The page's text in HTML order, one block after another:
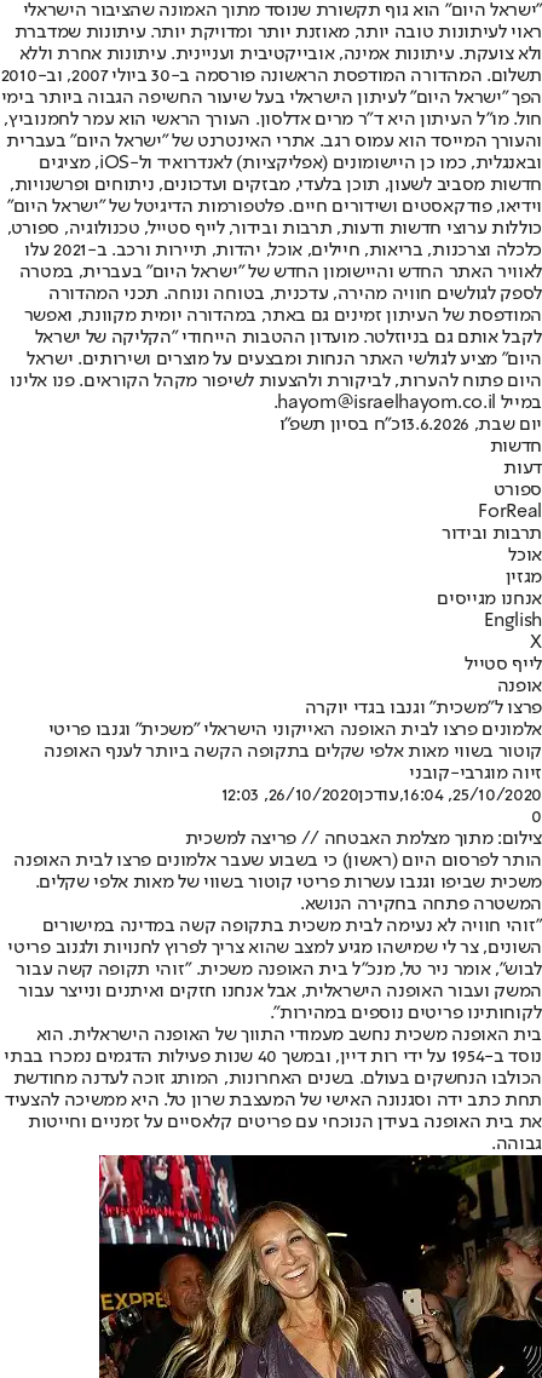
"ישראל היום" הוא גוף תקשורת שנוסד מתוך האמונה שהציבור הישראלי
ראוי לעיתונות טובה יותר, מאוזנת יותר ומדויקת יותר. עיתונות שמדברת
ולא צועקת. עיתונות אמינה, אובייקטיבית ועניינית. עיתונות אחרת וללא
תשלום. המהדורה המודפסת הראשונה פורסמה ב-30 ביולי 2007, וב-2010
הפך "ישראל היום" לעיתון הישראלי בעל שיעור החשיפה הגבוה ביותר בימי
חול. מו"ל העיתון היא ד"ר מרים אדלסון. העורך הראשי הוא עמר לחמנוביץ,
והעורך המייסד הוא עמוס רגב. אתרי האינטרנט של "ישראל היום" בעברית
ובאנגלית, כמו כן היישומונים (אפליקציות) לאנדרואיד ול-iOS, מציגים
חדשות מסביב לשעון, תוכן בלעדי, מבזקים ועדכונים, ניתוחים ופרשנויות,
וידיאו, פודקאסטים ושידורים חיים. פלטפורמות הדיגיטל של "ישראל היום"
כוללות ערוצי חדשות ודעות, תרבות ובידור, לייף סטייל, טכנולוגיה, ספורט,
כלכלה וצרכנות, בריאות, חיילים, אוכל, יהדות, תיירות ורכב. ב-2021 עלו
לאוויר האתר החדש והיישומון החדש של "ישראל היום" בעברית, במטרה
לספק לגולשים חוויה מהירה, עדכנית, בטוחה ונוחה. תכני המהדורה
המודפסת של העיתון זמינים גם באתר, במהדורה יומית מקוונת, ואפשר
לקבל אותם גם בניוזלטר. מועדון ההטבות הייחודי "הקליקה של ישראל
היום" מציע לגולשי האתר הנחות ומבצעים על מוצרים ושירותים. ישראל
היום פתוח להערות, לביקורת ולהצעות לשיפור מקהל הקוראים. פנו אלינו
במייל hayom@israelhayom.co.il.
יום שבת, 13.6.2026
כ"ח בסיון תשפ"ו
חדשות
דעות
ספורט
ForReal
תרבות ובידור
אוכל
מגזין
אנחנו מגייסים
English
X
לייף סטייל
אופנה
פרצו ל"משכית" וגנבו בגדי יוקרה
אלמונים פרצו לבית האופנה האייקוני הישראלי "משכית" וגנבו פריטי
קוטור בשווי מאות אלפי שקלים בתקופה הקשה ביותר לענף האופנה
זיוה מוגרבי-קובני
25/10/2020, 16:04
,עודכן26/10/2020, 12:03
0
צילום: מתוך מצלמת האבטחה // פריצה למשכית
הותר לפרסום היום (ראשון) כי בשבוע שעבר אלמונים פרצו לבית האופנה
משכית שביפו וגנבו עשרות פריטי קוטור בשווי של מאות אלפי שקלים.
המשטרה פתחה בחקירה הנושא.
״זוהי חוויה לא נעימה לבית משכית בתקופה קשה במדינה במישורים
השונים, צר לי שמישהו מגיע למצב שהוא צריך לפרוץ לחנויות ולגנוב פריטי
לבוש", אומר ניר טל, מנכ"ל בית האופנה משכית. "זוהי תקופה קשה עבור
המשק ועבור האופנה הישראלית, אבל אנחנו חזקים ואיתנים ונייצר עבור
לקוחותינו פריטים נוספים במהירות".
בית האופנה משכית נחשב מעמודי התווך של האופנה הישראלית. הוא
נוסד ב-1954 על ידי רות דיין, ובמשך 40 שנות פעילות הדגמים נמכרו בבתי
הכולבו הנחשקים בעולם. בשנים האחרונות, המותג זוכה לעדנה מחודשת
תחת כתב ידה וסגנונה האישי של המעצבת שרון טל. היא ממשיכה להצעיד
את בית האופנה בעידן הנוכחי עם פריטים קלאסיים על זמניים וחייטות
גבוהה.